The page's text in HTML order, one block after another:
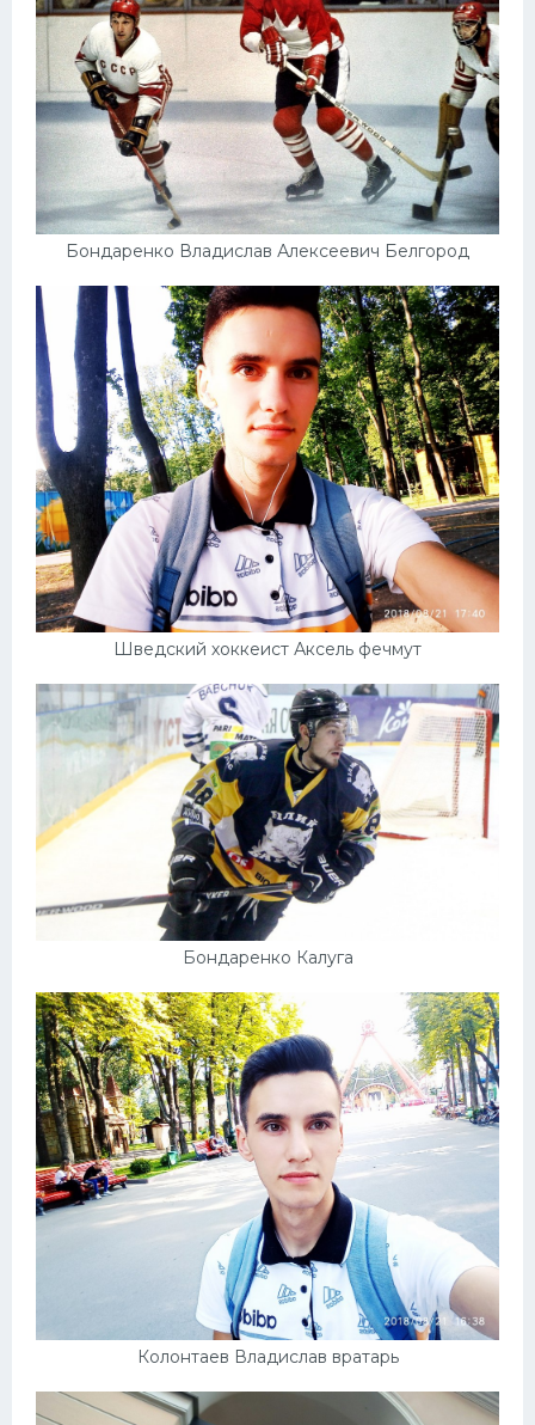
Бондаренко Владислав Алексеевич Белгород
Шведский хоккеист Аксель фечмут
Бондаренко Калуга
Колонтаев Владислав вратарь